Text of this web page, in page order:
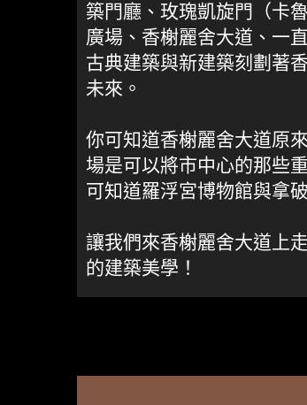
築門廳、玫瑰凱旋門（卡
廣場、香榭麗舍大道、一
古典建築與新建築刻劃著
未來。
你可知道香榭麗舍大道原
場是可以將市中心的那些
可知道羅浮宮博物館與拿
讓我們來香榭麗舍大道上
的建築美學！